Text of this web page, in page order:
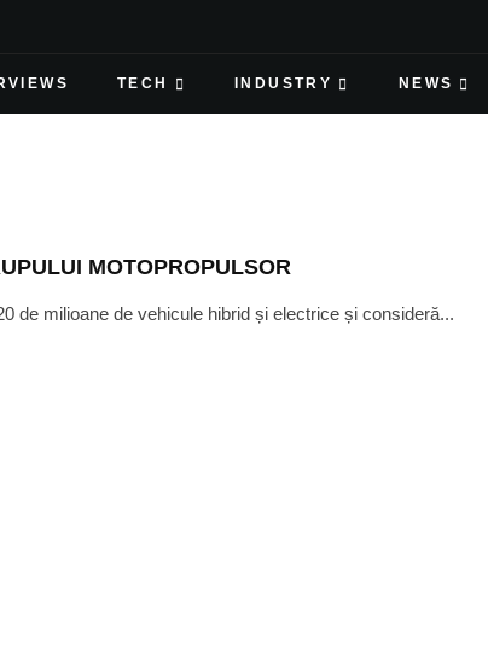
TECH INDUSTRY NEWS
MOTOPROPULSOR
de milioane de vehicule hibrid și electrice și consideră...